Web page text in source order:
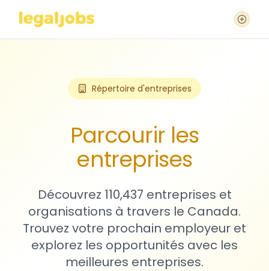
Répertoire d'entreprises
Parcourir les
entreprises
Découvrez 110,437 entreprises et
organisations à travers le Canada.
Trouvez votre prochain employeur et
explorez les opportunités avec les
meilleures entreprises.